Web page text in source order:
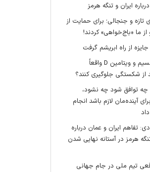
ایران و تنگه هرمز
تازه و جنجالی؛ برای حمایت از
از ما «باج‌خواهی» کردند!
مکمل کلسیم و ویتامین D واقعاً
از شکستگی جلوگیری کنند؟
چه توافق شود چه نشود،
آینده‌مان لازم باشد انجام
تفاهم ایران و عمان درباره
هرمز در آستانه نهایی شدن
تیم ملی در جام جهانی